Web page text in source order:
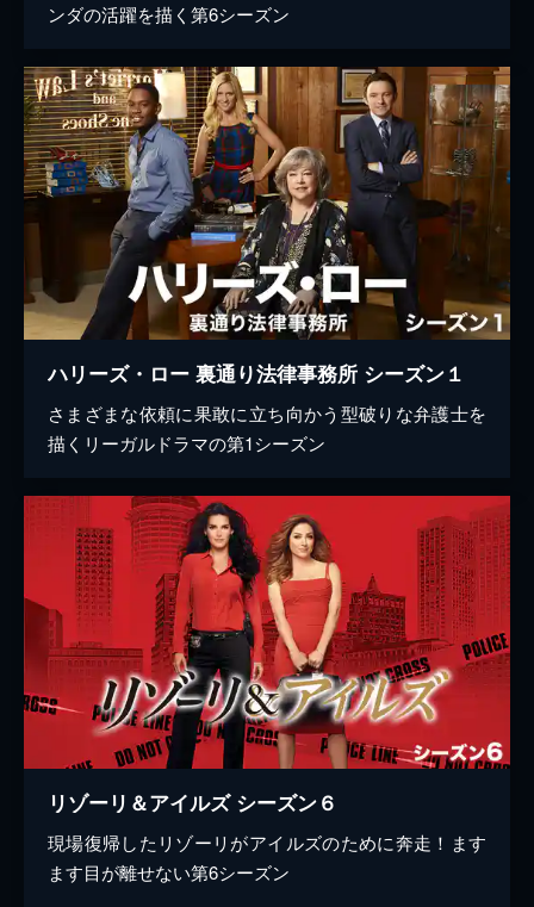
ンダの活躍を描く第6シーズン
ハリーズ・ロー 裏通り法律事務所 シーズン１
さまざまな依頼に果敢に立ち向かう型破りな弁護士を
描くリーガルドラマの第1シーズン
リゾーリ＆アイルズ シーズン６
現場復帰したリゾーリがアイルズのために奔走！ます
ます目が離せない第6シーズン